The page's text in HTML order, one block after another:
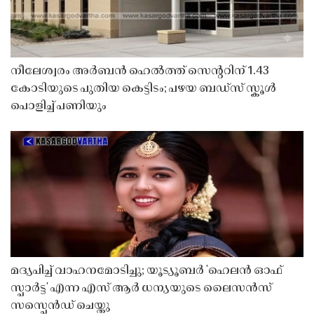
നീലേശ്വരം അർബൻ ഹെൽത്ത് സെൻ്ററിന് 1.43
കോടിയുടെ പുതിയ കെട്ടിടം; പഴയ ബഡ്സ് സ്കൂൾ
പൊളിച്ച് പണിയും
മദ്യപിച്ച് വാഹനമോടിച്ചു; യൂട്യൂബർ 'ഹെലൻ ഓഫ്
സ്പാർട്ട' എന്ന എസ് ആർ ധന്യയുടെ ലൈസൻസ്
സസ്പെൻഡ് ചെയ്തു ​​​​​​​